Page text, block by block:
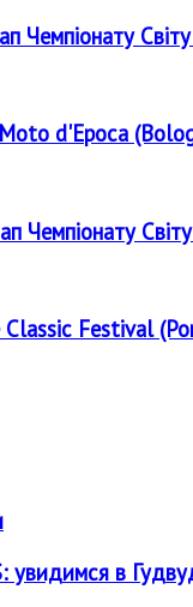
Чемпіонату
d'Epoca
Чемпіонату
Festival
увидимся в